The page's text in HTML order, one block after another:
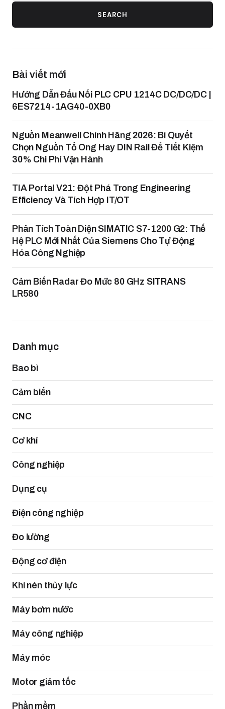
SEARCH
Bài viết mới
Hướng Dẫn Đấu Nối PLC CPU 1214C DC/DC/DC |
6ES7214-1AG40-0XB0
Nguồn Meanwell Chính Hãng 2026: Bí Quyết
Chọn Nguồn Tổ Ong Hay DIN Rail Để Tiết Kiệm
30% Chi Phí Vận Hành
TIA Portal V21: Đột Phá Trong Engineering
Efficiency Và Tích Hợp IT/OT
Phân Tích Toàn Diện SIMATIC S7-1200 G2: Thế
Hệ PLC Mới Nhất Của Siemens Cho Tự Động
Hóa Công Nghiệp
Cảm Biến Radar Đo Mức 80 GHz SITRANS
LR580
Danh mục
Bao bì
Cảm biến
CNC
Cơ khí
Công nghiệp
Dụng cụ
Điện công nghiệp
Đo lường
Động cơ điện
Khí nén thủy lực
Máy bơm nước
Máy công nghiệp
Máy móc
Motor giảm tốc
Phần mềm